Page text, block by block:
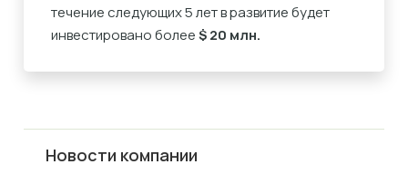
течение следующих 5 лет в развитие будет
инвестировано более$ 20 млн.
Новости компании